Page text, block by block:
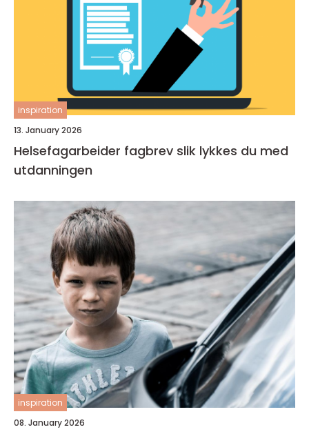
inspiration
13. January 2026
Helsefagarbeider fagbrev slik lykkes du med
utdanningen
inspiration
08. January 2026